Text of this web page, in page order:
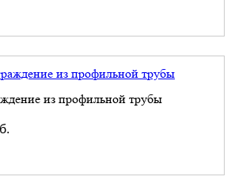
из профильной трубы